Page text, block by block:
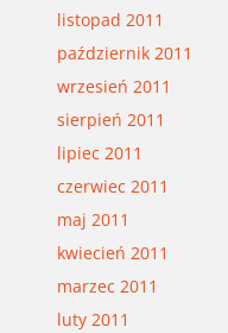
listopad 2011
październik 2011
wrzesień 2011
sierpień 2011
lipiec 2011
czerwiec 2011
maj 2011
kwiecień 2011
marzec 2011
luty 2011